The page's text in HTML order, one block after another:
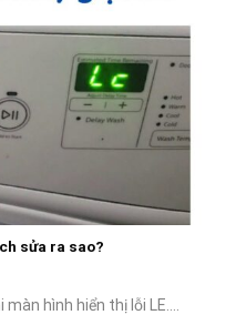
sửa ra sao?
hình hiển thị lỗi LE....